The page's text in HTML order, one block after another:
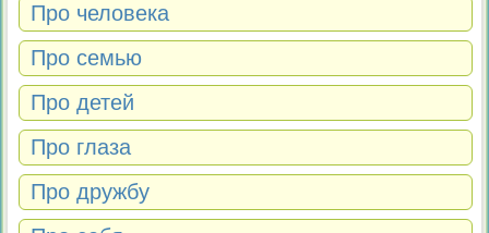
Про человека
Про семью
Про детей
Про глаза
Про дружбу